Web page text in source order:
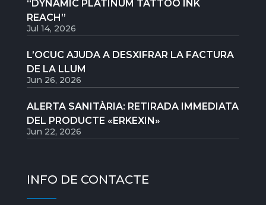
“DYNAMIC PLATINUM TATTOO INK
REACH”
Jul 14, 2026
L’OCUC AJUDA A DESXIFRAR LA FACTURA
DE LA LLUM
Jun 26, 2026
ALERTA SANITÀRIA: RETIRADA IMMEDIATA
DEL PRODUCTE «ERKEXIN»
Jun 22, 2026
INFO DE CONTACTE